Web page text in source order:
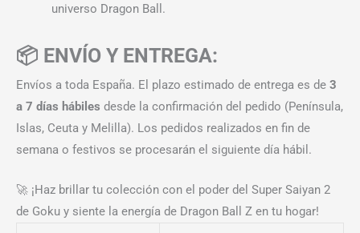
universo Dragon Ball.
📦 ENVÍO Y ENTREGA:
Envíos a toda España. El plazo estimado de entrega es de 3
a 7 días hábiles desde la confirmación del pedido (Península,
Islas, Ceuta y Melilla). Los pedidos realizados en fin de
semana o festivos se procesarán el siguiente día hábil.
🚀 ¡Haz brillar tu colección con el poder del Super Saiyan 2
de Goku y siente la energía de Dragon Ball Z en tu hogar!